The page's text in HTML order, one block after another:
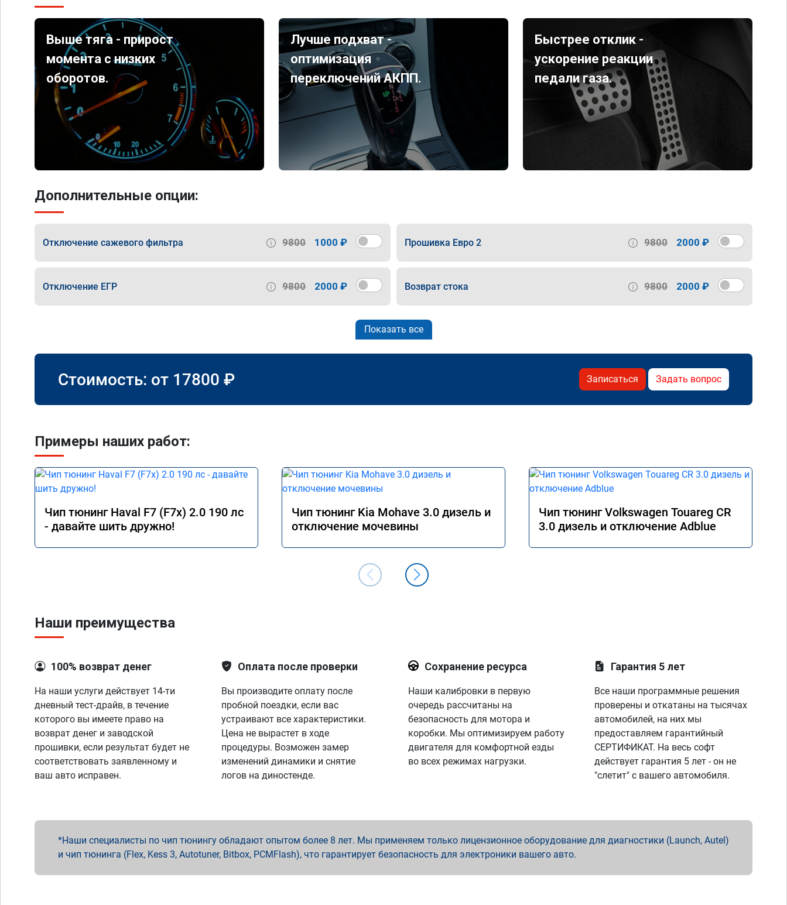
Выше тяга - прирост
момента с низких
оборотов.
Лучше подхват -
оптимизация
переключений АКПП.
Быстрее отклик -
ускорение реакции
педали газа.
Дополнительные опции:
Отключение сажевого фильтра 9800 1000 ₽ Прошивка Евро 2 9800 2000 ₽
Отключение ЕГР 9800 2000 ₽ Возврат стока 9800 2000 ₽
Показать все
Стоимость: от 17800 ₽ Записаться Задать вопрос
Примеры наших работ:
Чип тюнинг Haval F7 (F7x) 2.0 190 лс
- давайте шить дружно!
Чип тюнинг Kia Mohave 3.0 дизель и
отключение мочевины
Чип тюнинг Volkswagen Touareg CR
3.0 дизель и отключение Adblue
Наши преимущества
100% возврат денег
На наши услуги действует 14-ти
дневный тест-драйв, в течение
которого вы имеете право на
возврат денег и заводской
прошивки, если результат будет не
соответствовать заявленному и
ваш авто исправен.
Оплата после проверки
Вы производите оплату после
пробной поездки, если вас
устраивают все характеристики.
Цена не вырастет в ходе
процедуры. Возможен замер
изменений динамики и снятие
логов на диностенде.
Сохранение ресурса
Наши калибровки в первую
очередь рассчитаны на
безопасность для мотора и
коробки. Мы оптимизируем работу
двигателя для комфортной езды
во всех режимах нагрузки.
Гарантия 5 лет
Все наши программные решения
проверены и откатаны на тысячах
автомобилей, на них мы
предоставляем гарантийный
СЕРТИФИКАТ. На весь софт
действует гарантия 5 лет - он не
"слетит" с вашего автомобиля.
Наши специалисты по чип тюнингу обладают опытом более 8 лет. Мы применяем только лицензионное оборудование для диагностики (Launch, Autel)
и чип тюнинга (Flex, Kess 3, Autotuner, Bitbox, PCMFlash), что гарантирует безопасность для электроники вашего авто.